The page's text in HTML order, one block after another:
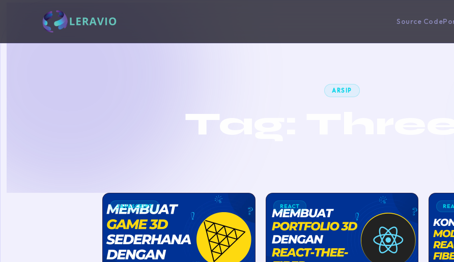
Source Code
ARSIP
Tag:
JAVASCRIPT REACT